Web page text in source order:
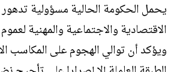
يحمل الحكومة الحالية مسؤولية
الاقتصادية والاجتماعية والمهنية لعموم
ويؤكد أن توالي الهجوم على المكاسب